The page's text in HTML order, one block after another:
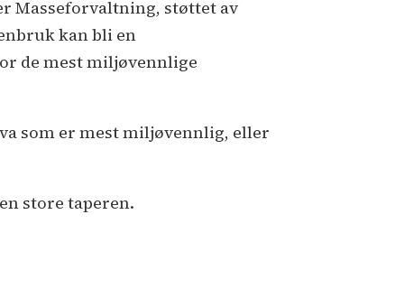
Masseforvaltning, støttet av
kan bli en
de mest miljøvennlige
som er mest miljøvennlig, eller
store taperen.